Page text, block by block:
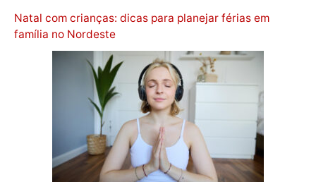
Natal com crianças: dicas para planejar férias em
família no Nordeste